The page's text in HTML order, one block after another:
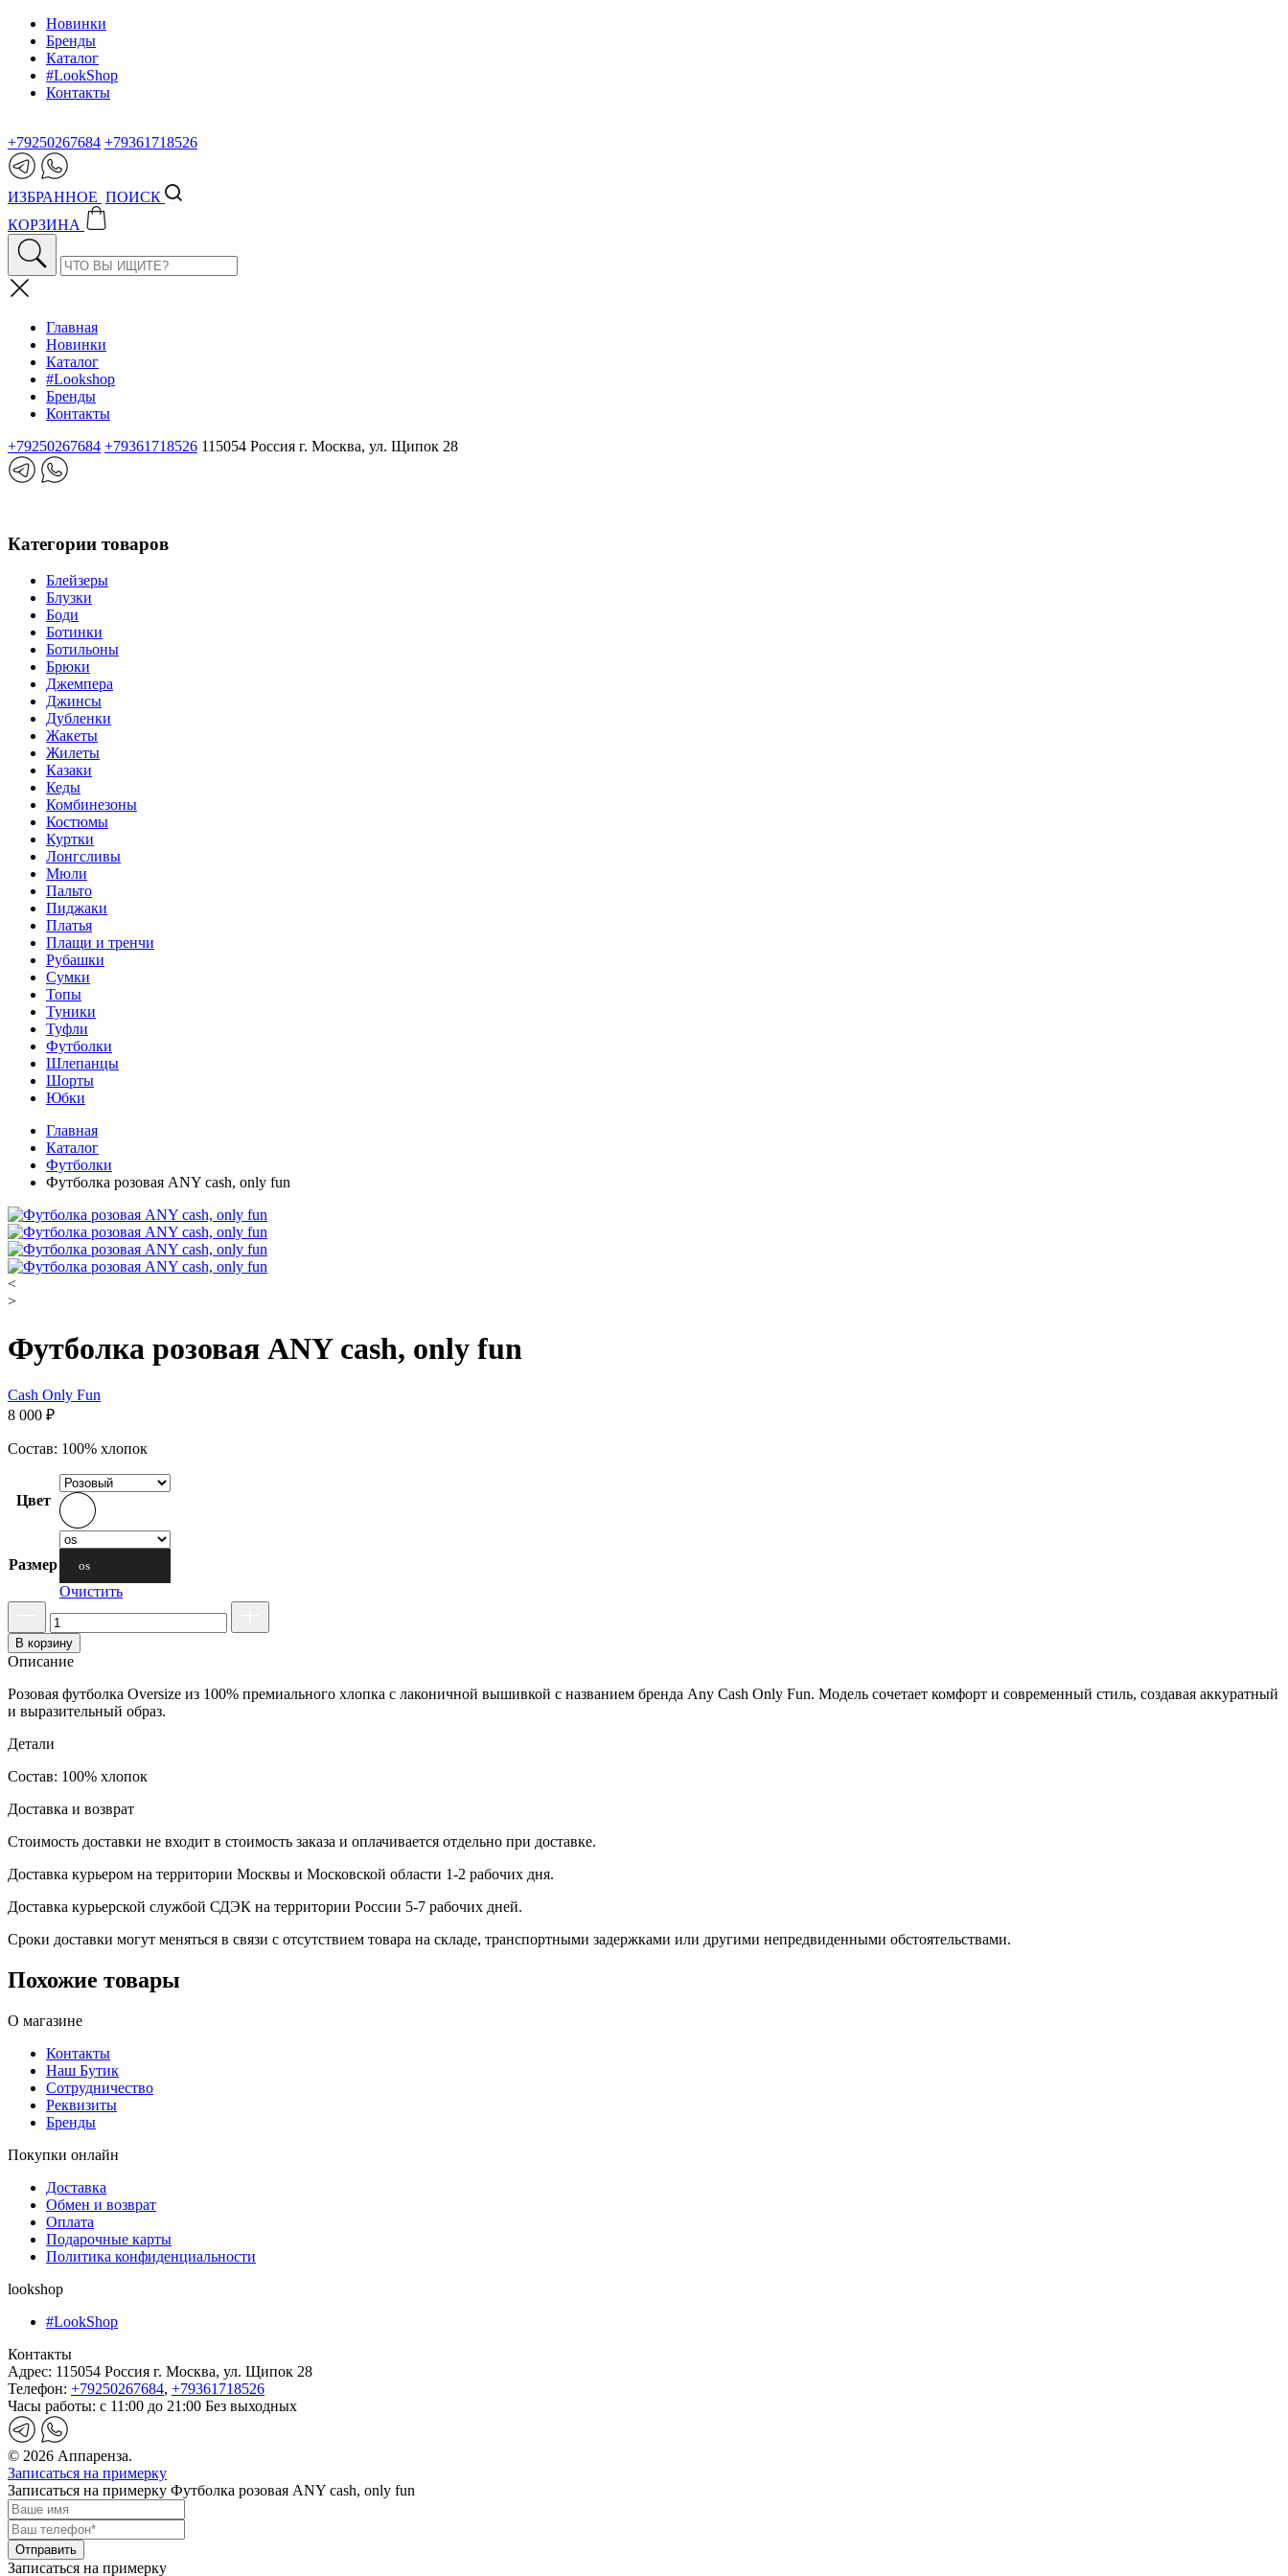
Новинки
Бренды
Каталог
#LookShop
Контакты
+79250267684 +79361718526
ИЗБРАННОЕ ПОИСК
КОРЗИНА
Главная
Новинки
Каталог
#Lookshop
Бренды
Контакты
+79250267684 +79361718526 115054 Россия г. Москва, ул. Щипок 28
Категории товаров
Блейзеры
Блузки
Боди
Ботинки
Ботильоны
Брюки
Джемпера
Джинсы
Дубленки
Жакеты
Жилеты
Казаки
Кеды
Комбинезоны
Костюмы
Куртки
Лонгсливы
Мюли
Пальто
Пиджаки
Платья
Плащи и тренчи
Рубашки
Сумки
Топы
Туники
Туфли
Футболки
Шлепанцы
Шорты
Юбки
Главная
Каталог
Футболки
Футболка розовая ANY cash, only fun
<
>
Футболка розовая ANY cash, only fun
Cash Only Fun
8 000 ₽
Состав: 100% хлопок
Цвет
Размер os
Очистить
В корзину
Описание
Розовая футболка Oversize из 100% премиального хлопка с лаконичной вышивкой с названием бренда Any Cash Only Fun. Модель сочетает комфорт и современный стиль, создавая аккуратный
и выразительный образ.
Детали
Состав: 100% хлопок
Доставка и возврат
Стоимость доставки не входит в стоимость заказа и оплачивается отдельно при доставке.
Доставка курьером на территории Москвы и Московской области 1-2 рабочих дня.
Доставка курьерской службой СДЭК на территории России 5-7 рабочих дней.
Сроки доставки могут меняться в связи с отсутствием товара на складе, транспортными задержками или другими непредвиденными обстоятельствами.
Похожие товары
О магазине
Контакты
Наш Бутик
Сотрудничество
Реквизиты
Бренды
Покупки онлайн
Доставка
Обмен и возврат
Оплата
Подарочные карты
Политика конфиденциальности
lookshop
#LookShop
Контакты
Адрес: 115054 Россия г. Москва, ул. Щипок 28
Телефон: +79250267684, +79361718526
Часы работы: с 11:00 до 21:00 Без выходных
© 2026 Аппаренза.
Записаться на примерку
Записаться на примерку Футболка розовая ANY cash, only fun
Записаться на примерку